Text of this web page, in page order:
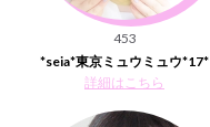
453
*seia*東京ミュウミュウ*17*
詳細はこちら